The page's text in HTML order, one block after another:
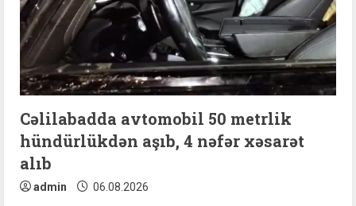
Cəlilabadda avtomobil 50 metrlik
hündürlükdən aşıb, 4 nəfər xəsarət
alıb
admin 06.08.2026